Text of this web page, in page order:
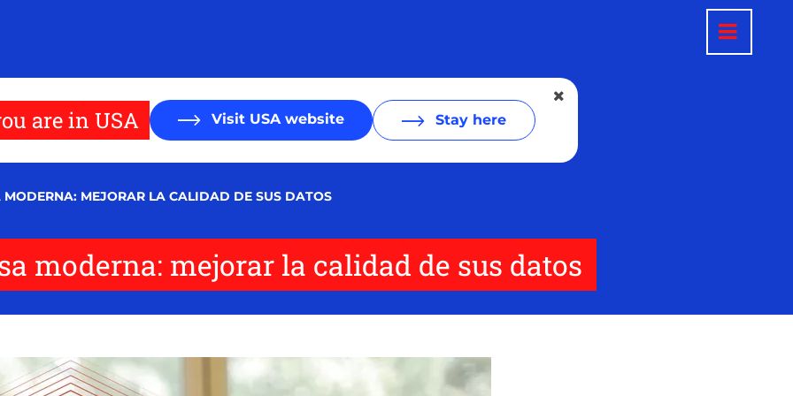
are in USA Visit USA website Stay here
MODERNA: MEJORAR LA CALIDAD DE SUS DATOS
moderna: mejorar la calidad de sus datos